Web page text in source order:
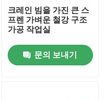
크레인 빔을 가진 큰 스
프렌 가벼운 철강 구조
가공 작업실
문의 보내기